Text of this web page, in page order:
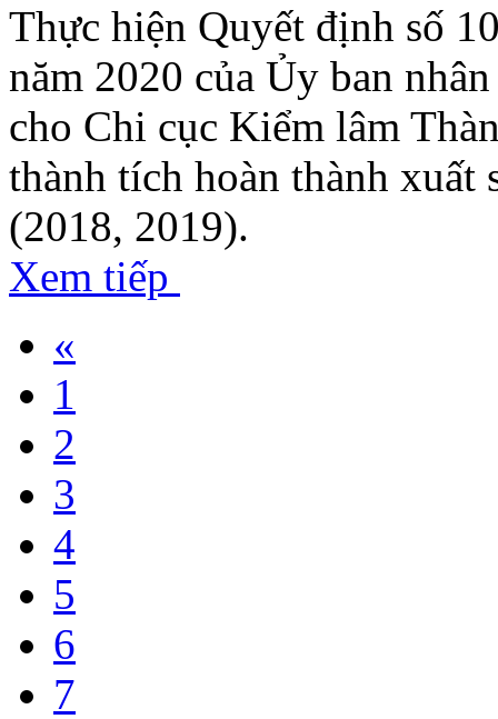
Thực hiện Quyết định số
năm 2020 của Ủy ban
cho Chi cục Kiểm lâm
thành tích hoàn thành xuất
(2018, 2019).
Xem tiếp
«
1
2
3
4
5
6
7